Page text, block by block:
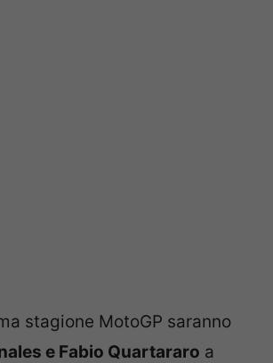
stagione MotoGP saranno
e Fabio Quartararo a